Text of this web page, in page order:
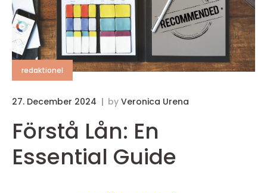
redaktionel
27. December 2024 by Veronica Urena
Förstå Lån: En
Essential Guide